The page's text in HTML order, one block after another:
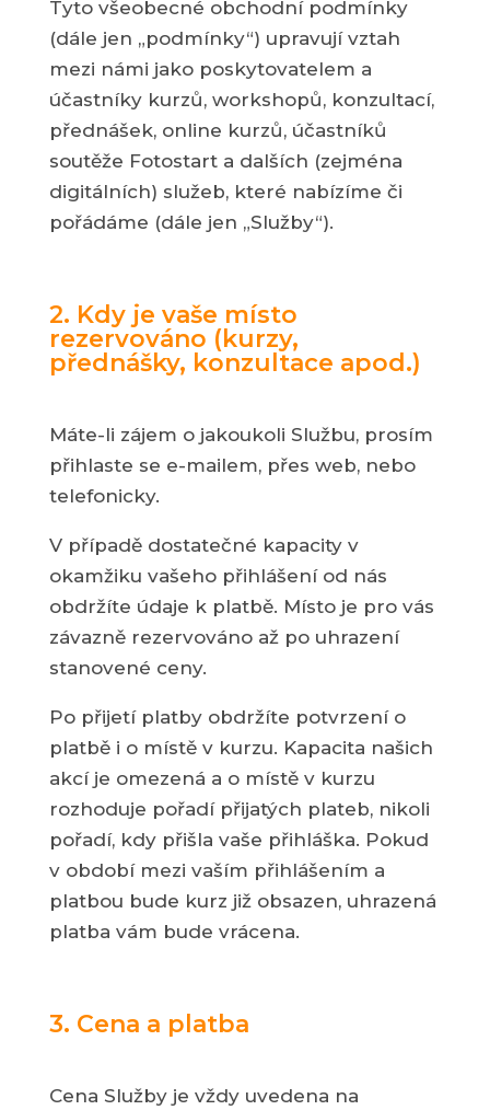
Tyto všeobecné obchodní podmínky
(dále jen „podmínky“) upravují vztah
mezi námi jako poskytovatelem a
účastníky kurzů, workshopů, konzultací,
přednášek, online kurzů, účastníků
soutěže Fotostart a dalších (zejména
digitálních) služeb, které nabízíme či
pořádáme (dále jen „Služby“).
2. Kdy je vaše místo
rezervováno (kurzy,
přednášky, konzultace apod.)
Máte-li zájem o jakoukoli Službu, prosím
přihlaste se e-mailem, přes web, nebo
telefonicky.
V případě dostatečné kapacity v
okamžiku vašeho přihlášení od nás
obdržíte údaje k platbě. Místo je pro vás
závazně rezervováno až po uhrazení
stanovené ceny.
Po přijetí platby obdržíte potvrzení o
platbě i o místě v kurzu. Kapacita našich
akcí je omezená a o místě v kurzu
rozhoduje pořadí přijatých plateb, nikoli
pořadí, kdy přišla vaše přihláška. Pokud
v období mezi vaším přihlášením a
platbou bude kurz již obsazen, uhrazená
platba vám bude vrácena.
3. Cena a platba
Cena Služby je vždy uvedena na